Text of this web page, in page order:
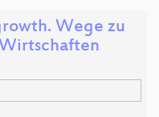
Wege zu